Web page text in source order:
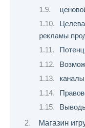
рекламы
Магазин